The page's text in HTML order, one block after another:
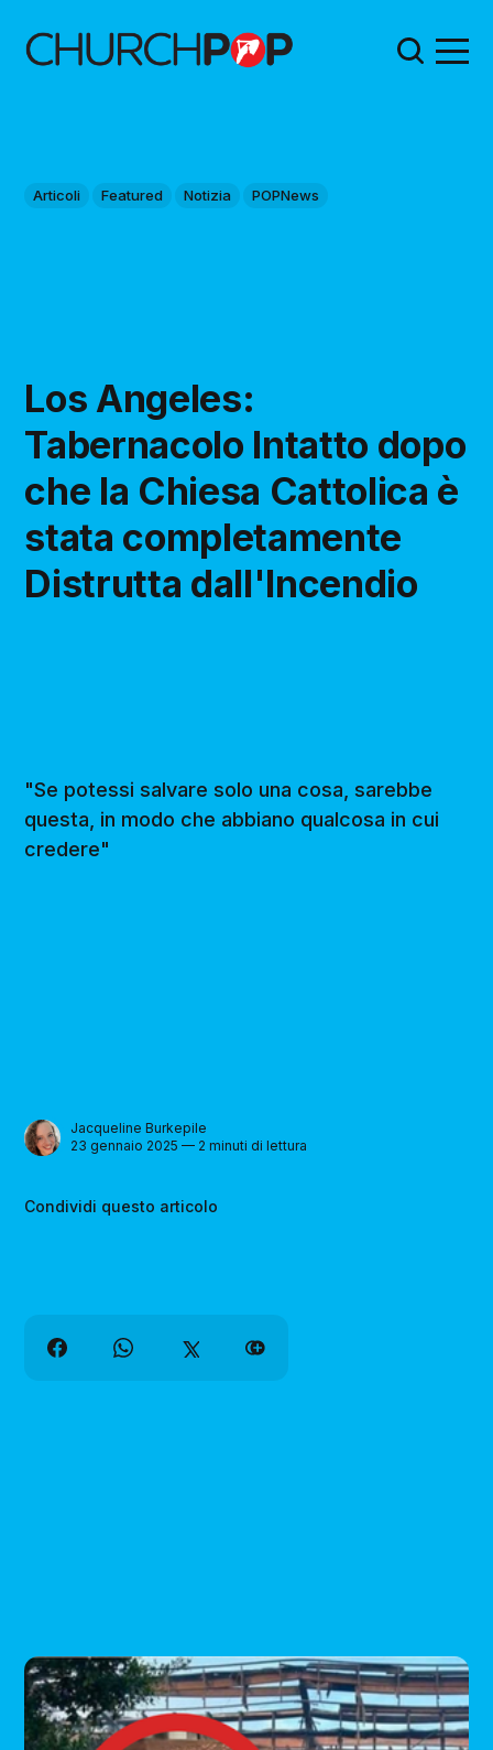
Articoli Featured Notizia POPNews
Los Angeles:
Tabernacolo Intatto dopo
che la Chiesa Cattolica è
stata completamente
Distrutta dall'Incendio
"Se potessi salvare solo una cosa, sarebbe
questa, in modo che abbiano qualcosa in cui
credere"
Jacqueline Burkepile
23 gennaio 2025 — 2 minuti di lettura
Condividi questo articolo